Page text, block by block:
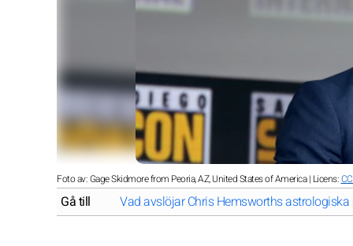
Foto av: Gage Skidmore from Peoria, AZ, United States of America | Licens:
Gå till Vad avslöjar Chris Hemsworths astrologiska